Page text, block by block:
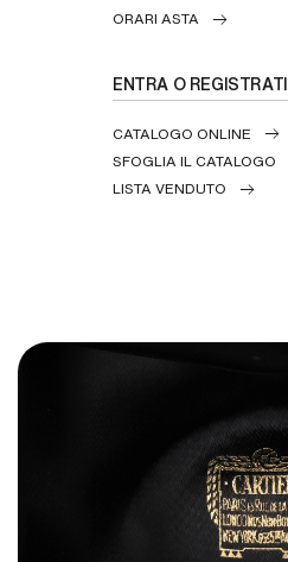
ORARI ASTA
ENTRA O REGISTRATI
CATALOGO ONLINE
SFOGLIA IL CATALOGO
LISTA VENDUTO